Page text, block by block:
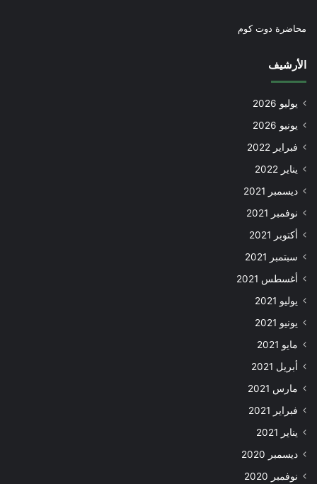
محاضرة دوت كوم
الأرشيف
يوليو 2026
يونيو 2026
فبراير 2022
يناير 2022
ديسمبر 2021
نوفمبر 2021
أكتوبر 2021
سبتمبر 2021
أغسطس 2021
يوليو 2021
يونيو 2021
مايو 2021
أبريل 2021
مارس 2021
فبراير 2021
يناير 2021
ديسمبر 2020
نوفمبر 2020